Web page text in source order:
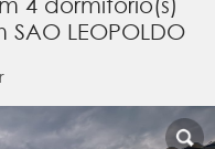
LEOPOLDO